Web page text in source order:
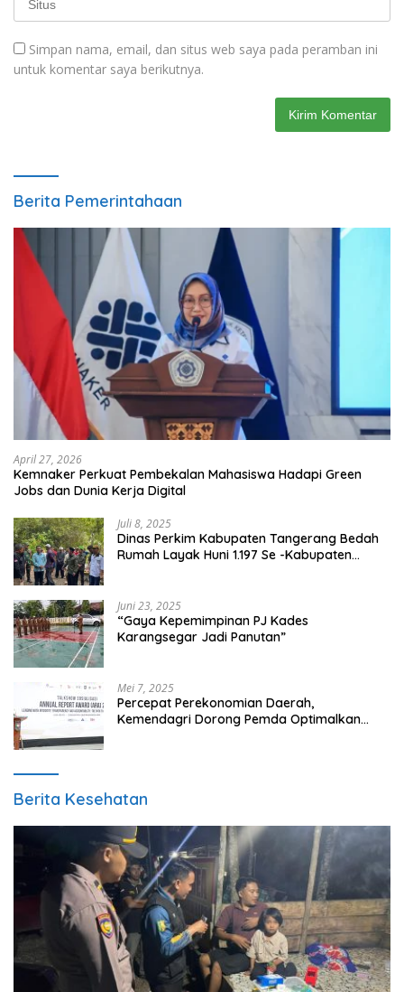
Simpan nama, email, dan situs web saya pada peramban ini
untuk komentar saya berikutnya.
Berita Pemerintahaan
April 27, 2026
Kemnaker Perkuat Pembekalan Mahasiswa Hadapi Green
Jobs dan Dunia Kerja Digital
Juli 8, 2025
Dinas Perkim Kabupaten Tangerang Bedah
Rumah Layak Huni 1.197 Se -Kabupaten
Juni 23, 2025
“Gaya Kepemimpinan PJ Kades
Karangsegar Jadi Panutan”
Mei 7, 2025
Percepat Perekonomian Daerah,
Kemendagri Dorong Pemda Optimalkan
Berita Kesehatan